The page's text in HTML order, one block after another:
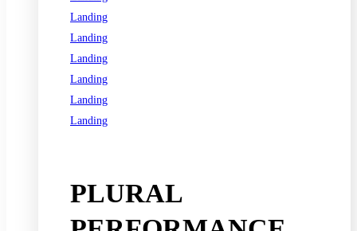
Landing
Landing
Landing
Landing
Landing
Landing
PLURAL